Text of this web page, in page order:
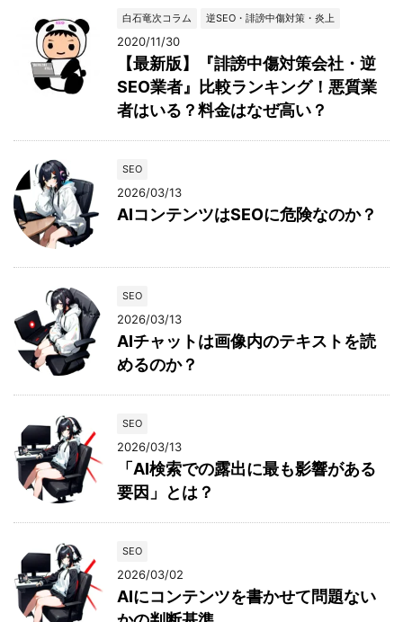
白石竜次コラム 逆SEO・誹謗中傷対策・炎上
2020/11/30
【最新版】『誹謗中傷対策会社・逆
SEO業者』比較ランキング！悪質業
者はいる？料金はなぜ高い？
SEO
2026/03/13
AIコンテンツはSEOに危険なのか？
SEO
2026/03/13
AIチャットは画像内のテキストを読
めるのか？
SEO
2026/03/13
「AI検索での露出に最も影響がある
要因」とは？
SEO
2026/03/02
AIにコンテンツを書かせて問題ない